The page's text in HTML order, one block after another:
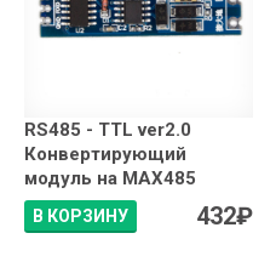
RS485 - TTL ver2.0
Конвертирующий
модуль на MAX485
В КОРЗИНУ 432₽